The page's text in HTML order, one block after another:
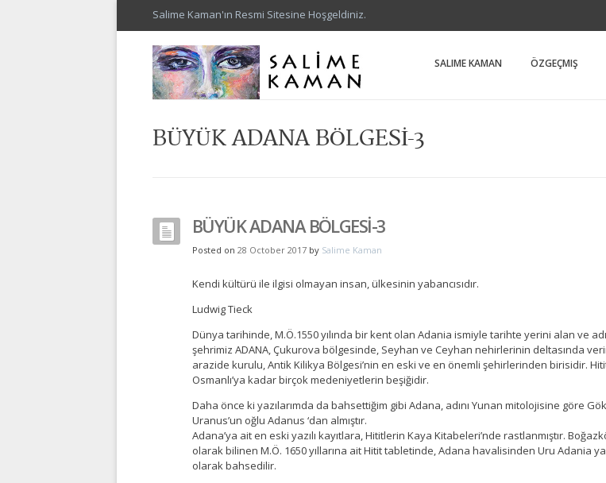
Salime Kaman'ın Resmi Sitesine Hoşgeldiniz.
SALIME KAMAN ÖZGEÇMIŞ
BÜYÜK ADANA BÖLGESİ-3
BÜYÜK ADANA BÖLGESİ-3
Posted on 28 October 2017 by Salime Kaman
Kendi kültürü ile ilgisi olmayan insan, ülkesinin yabancısıdır.
Ludwig Tieck
Dünya tarihinde, M.Ö.1550 yılında bir kent olan Adania ismiyle tarihte yerini alan ve
şehrimiz ADANA, Çukurova bölgesinde, Seyhan ve Ceyhan nehirlerinin deltasında
arazide kurulu, Antik Kilikya Bölgesi’nin en eski ve en önemli şehirlerinden birisidir.
Osmanlı’ya kadar birçok medeniyetlerin beşiğidir.
Daha önce ki yazılarımda da bahsettiğim gibi Adana, adını Yunan mitolojisine göre Gök
Uranus’un oğlu Adanus ‘dan almıştır.
Adana’ya ait en eski yazılı kayıtlara, Hititlerin Kaya Kitabeleri’nde rastlanmıştır.
olarak bilinen M.Ö. 1650 yıllarına ait Hitit tabletinde, Adana havalisinden Uru Adania
olarak bahsedilir.